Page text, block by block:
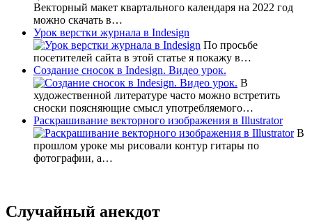
Векторный макет квартального календаря на 2022 год
можно скачать в…
Урок верстки журнала в Indesign
По просьбе
посетителей сайта в этой статье я покажу в…
Создание сносок в Indesign. Видео урок.
В
художественной литературе часто можно встретить
сноски поясняющие смысл употребляемого…
Раскрашивание векторного изображения в Illustrator
В
прошлом уроке мы рисовали контур гитары по
фотографии, а…
Случайный анекдот